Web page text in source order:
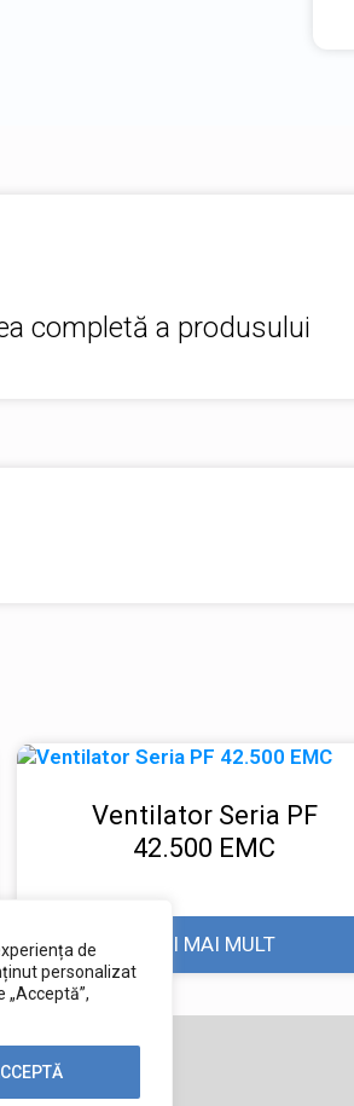
de
personalizat
„Acceptă”,
completă a produsului
Ventilator Seria PF
42.500 EMC
VEZI MAI MULT